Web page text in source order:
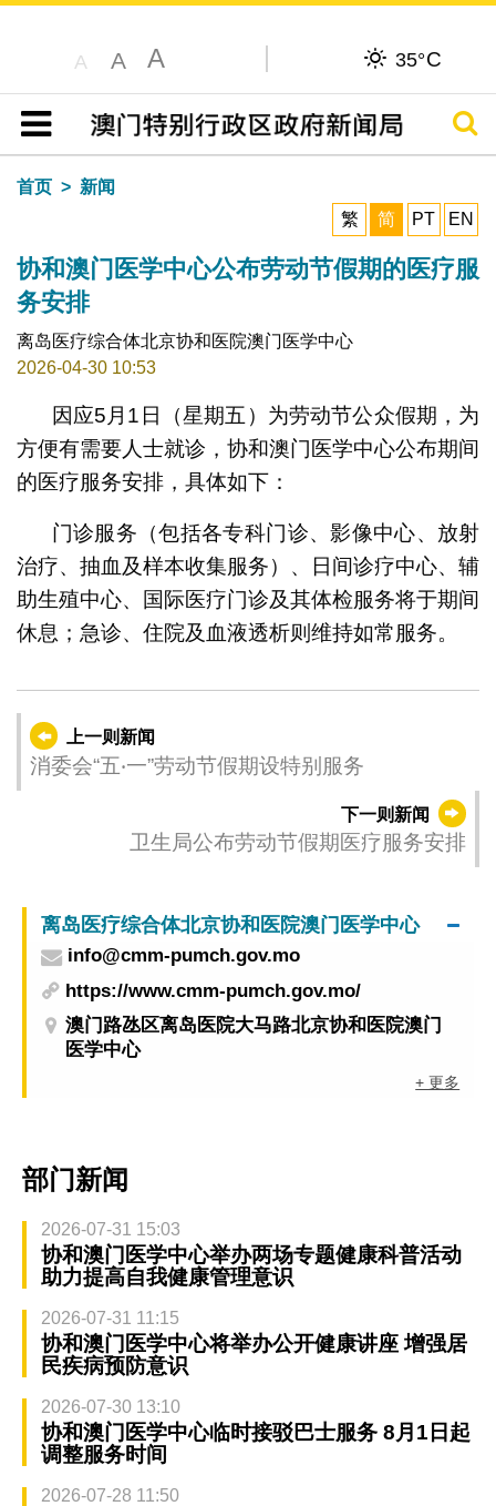
A A A 35°C
目录
搜寻
首页
新闻
繁
简 PT EN
协和澳门医学中心公布劳动节假期的医疗服
务安排
离岛医疗综合体北京协和医院澳门医学中心
2026-04-30 10:53
因应5月1日（星期五）为劳动节公众假期，为
方便有需要人士就诊，协和澳门医学中心公布期间
的医疗服务安排，具体如下：
门诊服务（包括各专科门诊、影像中心、放射
治疗、抽血及样本收集服务）、日间诊疗中心、辅
助生殖中心、国际医疗门诊及其体检服务将于期间
休息；急诊、住院及血液透析则维持如常服务。
上一则新闻
消委会“五‧一”劳动节假期设特别服务
下一则新闻
卫生局公布劳动节假期医疗服务安排
离岛医疗综合体北京协和医院澳门医学中心
info@cmm-pumch.gov.mo
https://www.cmm-pumch.gov.mo/
澳门路氹区离岛医院大马路北京协和医院澳门
医学中心
+ 更多
部门新闻
2026-07-31 15:03
协和澳门医学中心举办两场专题健康科普活动
助力提高自我健康管理意识
2026-07-31 11:15
协和澳门医学中心将举办公开健康讲座 增强居
民疾病预防意识
2026-07-30 13:10
协和澳门医学中心临时接驳巴士服务 8月1日起
调整服务时间
2026-07-28 11:50